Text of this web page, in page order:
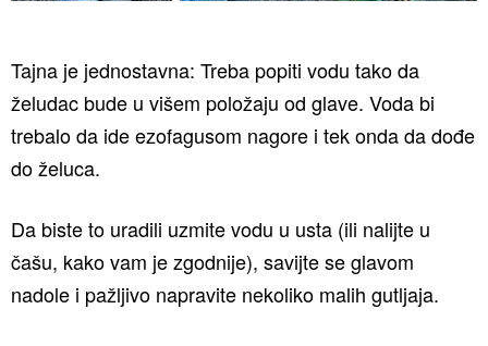
Tajna je jednostavna: Treba popiti vodu tako da
želudac bude u višem položaju od glave. Voda bi
trebalo da ide ezofagusom nagore i tek onda da dođe
do želuca.
Da biste to uradili uzmite vodu u usta (ili nalijte u
čašu, kako vam je zgodnije), savijte se glavom
nadole i pažljivo napravite nekoliko malih gutljaja.